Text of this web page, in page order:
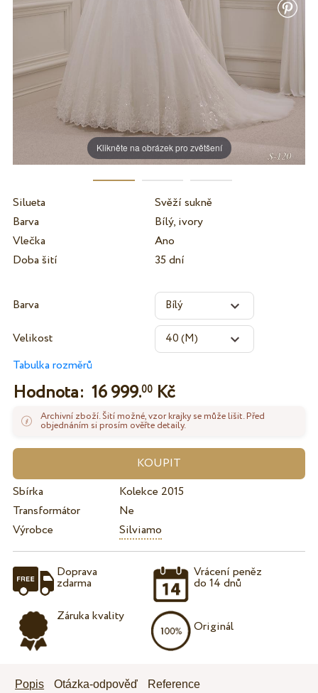
Klikněte na obrázek pro zvětšení
Silueta
Svěží sukně
Barva
Bílý, ivory
Vlečka
Ano
Doba šití
35 dní
Barva
Velikost
Tabulka rozměrů
Hodnota: 16 999.00Kč
Archivní zboží. Šití možné, vzor krajky se může lišit. Před
objednáním si prosím ověřte detaily.
Sbírka
Kolekce 2015
Transformátor
Ne
Výrobce
Silviamo
Doprava
zdarma
Záruka kvality
Vrácení peněz
do 14 dnů
Originál
Popis Otázka-odpověď Reference